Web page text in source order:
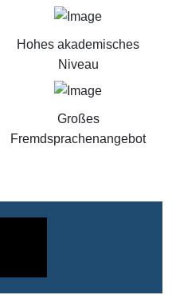
Hohes akademisches
Niveau
Großes
Fremdsprachenangebot